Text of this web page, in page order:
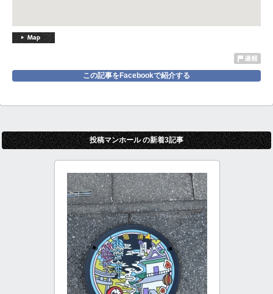
この記事をFacebookで紹介する
投稿マンホール の新着3記事